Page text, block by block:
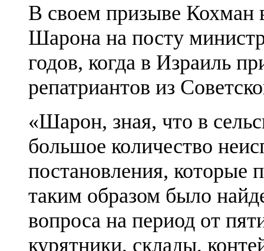
В своем призыве Кохман
Шарона на посту
годов, когда в Израиль
репатриантов из
«Шарон, зная, что в
большое количество
постановления, которые
таким образом было
вопроса на период от
курятники, склады,